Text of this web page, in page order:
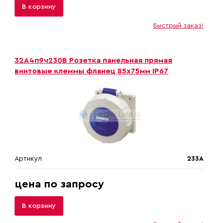
В корзину
Быстрый заказ!
32A4п9ч230B Розетка панельная прямая
винтовые клеммы фланец 85х75мм IP67
Артикул 233A
цена по запросу
В корзину